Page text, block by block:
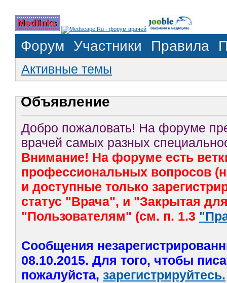
Форум Участники Правила
Активные темы
Объявление
Добро пожаловать! На форуме
врачей самых разных
Внимание! На форуме есть
профессиональных вопросов
и доступные только
статус "Врача", и "Закрытая
"Пользователям" (см. п. 1.3
Сообщения
08.10.2015. Для того, чтобы
пожалуйста, зарегистрируйтесь.